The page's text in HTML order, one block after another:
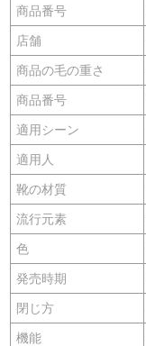
商品番号
店舗
商品の毛の重さ
商品番号
適用シーン
適用人
靴の材質
流行元素
色
発売時期
閉じ方
機能